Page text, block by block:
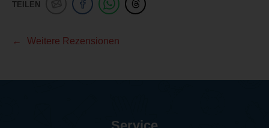
TEILEN
Weitere Rezensionen